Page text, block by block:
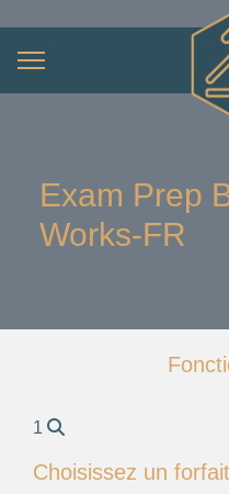
Exam Prep
Works-FR
1
Choisissez un forfait